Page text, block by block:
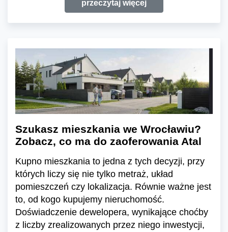
przeczytaj więcej
Szukasz mieszkania we Wrocławiu?
Zobacz, co ma do zaoferowania Atal
Kupno mieszkania to jedna z tych decyzji, przy
których liczy się nie tylko metraż, układ
pomieszczeń czy lokalizacja. Równie ważne jest
to, od kogo kupujemy nieruchomość.
Doświadczenie dewelopera, wynikające choćby
z liczby zrealizowanych przez niego inwestycji,